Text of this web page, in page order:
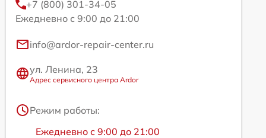
+7 (800) 301-34-05
Ежедневно с 9:00 до 21:00
info@ardor-repair-center.ru
ул. Ленина, 23
Адрес сервисного центра Ardor
Режим работы:
Ежедневно с 9:00 до 21:00